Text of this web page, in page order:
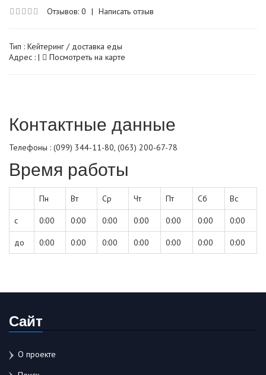
Отзывов: 0 | Написать отзыв
Тип : Кейтеринг / доставка еды
Адрес : |
Посмотреть на карте
Контактные данные
Телефоны : (099) 344-11-80, (063) 200-67-78
Время работы
Пн Вт Ср Чт Пт Сб Вс
с 0:00 0:00 0:00 0:00 0:00 0:00 0:00
до 0:00 0:00 0:00 0:00 0:00 0:00 0:00
Сайт
О проекте